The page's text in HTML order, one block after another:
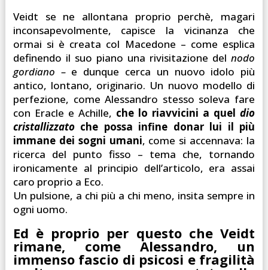
Veidt se ne allontana proprio perchè, magari
inconsapevolmente, capisce la vicinanza che
ormai si è creata col Macedone – come esplica
definendo il suo piano una rivisitazione delnodo
gordiano – e dunque cerca un nuovo idolo più
antico, lontano, originario. Un nuovo modello di
perfezione, come Alessandro stesso soleva fare
con Eracle e Achille, che lo riavvicini a queldio
cristallizzato che possa infine donar lui il più
immane dei sogni umani, come si accennava: la
ricerca del punto fisso – tema che, tornando
ironicamente al principio dell’articolo, era assai
caro proprio a Eco.
Un pulsione, a chi più a chi meno, insita sempre in
ogni uomo.
Ed è proprio per questo che Veidt
rimane, come Alessandro, un
immenso fascio di psicosi e fragilità